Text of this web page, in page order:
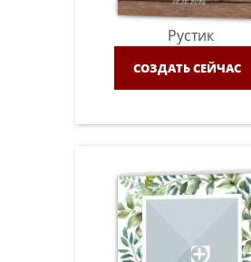
Рустик
СОЗДАТЬ СЕЙЧАС